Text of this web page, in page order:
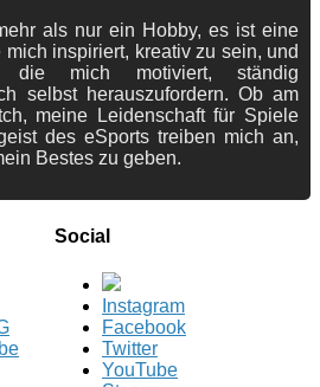
als nur ein Hobby, es ist eine
inspiriert, kreativ zu sein, und
die mich motiviert, ständig
selbst herauszufordern. Ob am
meine Leidenschaft für Spiele
des eSports treiben mich an,
Bestes zu geben.
Social
Instagram
Facebook
Twitter
YouTube